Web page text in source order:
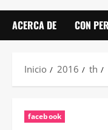
ACERCA DE CON
Inicio 2016 th
facebook